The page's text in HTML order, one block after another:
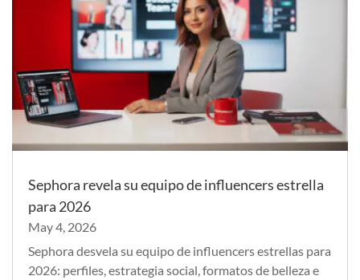
Sephora revela su equipo de influencers estrella
para 2026
May 4, 2026
Sephora desvela su equipo de influencers estrellas para
2026: perfiles, estrategia social, formatos de belleza e